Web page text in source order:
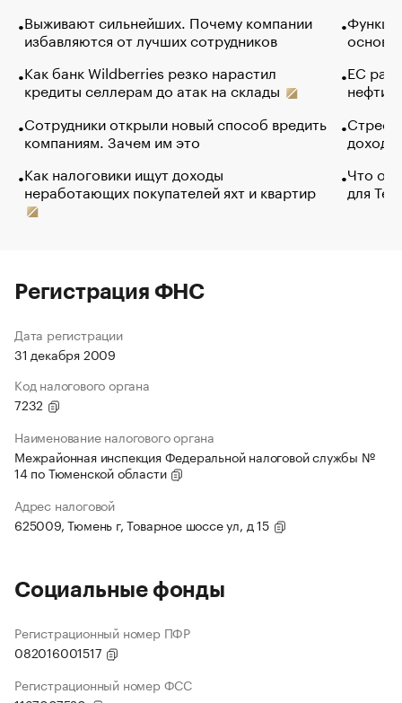
Выживают сильнейших. Почему компании
избавляются от лучших сотрудников
Как банк Wildberries резко нарастил
кредиты селлерам до атак на склады
Сотрудники открыли новый способ вредить
компаниям. Зачем им это
Как налоговики ищут доходы
неработающих покупателей яхт и квартир
основ
ЕС
нефти
Что
для
Регистрация ФНС
Дата регистрации
31 декабря 2009
Код налогового органа
7232
Наименование налогового органа
Межрайонная инспекция Федеральной налоговой службы №
14 по Тюменской области
Адрес налоговой
625009, Тюмень г, Товарное шоссе ул, д 15
Социальные фонды
Регистрационный номер ПФР
082016001517
Регистрационный номер ФСС